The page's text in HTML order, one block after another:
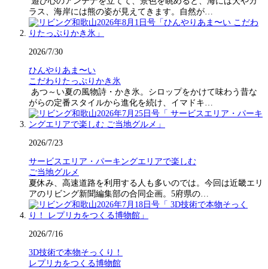
ラス、海岸には熊の姿が見えてきます。自然が…
2026/7/30
ひんやりあま〜い
こだわりたっぷりかき氷
あつ～い夏の風物詩・かき氷。シロップをかけて味わう昔な
がらの定番スタイルから進化を続け、イマドキ…
2026/7/23
サービスエリア・パーキングエリアで楽しむ
ご当地グルメ
夏休み、高速道路を利用する人も多いのでは。今回は近畿エリ
アのリビング新聞編集部の合同企画。5府県の…
2026/7/16
3D技術で本物そっくり！
レプリカをつくる博物館